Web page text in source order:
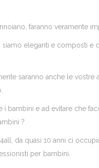
faranno veramente
siamo eleganti e composti
saranno anche le
i bambini e ad evitare che
?
da quasi 10 anni ci
per bambini.